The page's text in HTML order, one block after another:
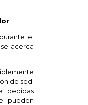
el
acerca
de sed.
bebidas
pueden